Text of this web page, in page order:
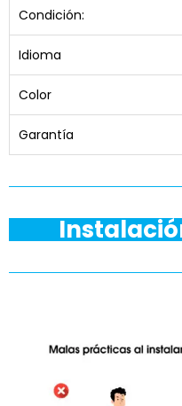
Condición:
Idioma
Color
Garantía